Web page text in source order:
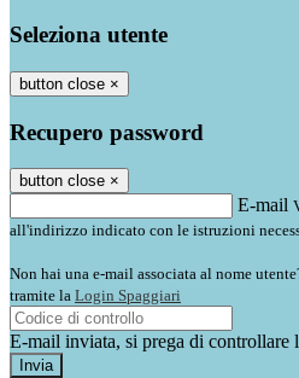
Seleziona utente
button close ×
Recupero password
button close ×
E-mail
all'indirizzo indicato con le istruzioni
Non hai una e-mail associata al nome
tramite la Login Spaggiari
E-mail inviata, si prega di controllare